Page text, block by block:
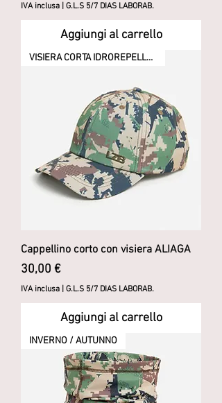
IVA inclusa G.L.S 5/7 DIAS LABORAB.
Aggiungi al carrello
VISIERA CORTA IDROREPELLENTE
Cappellino corto con visiera ALIAGA
Prezzo
30,00 €
IVA inclusa G.L.S 5/7 DIAS LABORAB.
Aggiungi al carrello
INVERNO / AUTUNNO